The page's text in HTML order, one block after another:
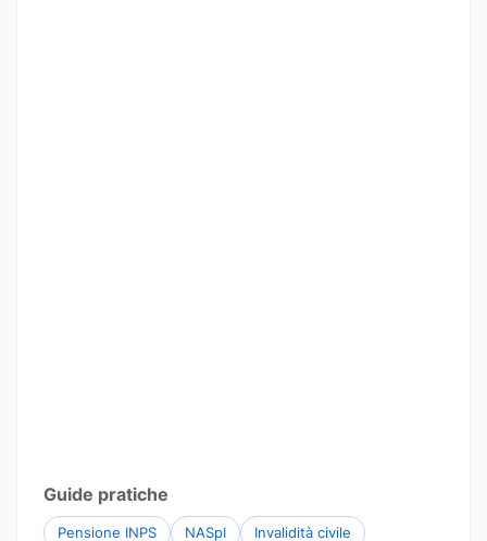
Guide pratiche
Pensione INPS NASpI
Invalidità civile